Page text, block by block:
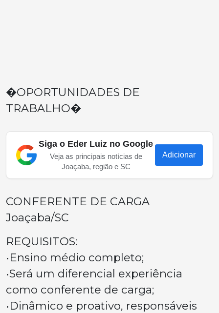
�OPORTUNIDADES DE
TRABALHO�
Siga o Eder Luiz no Google
Veja as principais notícias de
Joaçaba, região e SC
Adicionar
CONFERENTE DE CARGA
Joaçaba/SC
REQUISITOS:
•Ensino médio completo;
•Será um diferencial experiência
como conferente de carga;
•Dinâmico e proativo, responsáveis